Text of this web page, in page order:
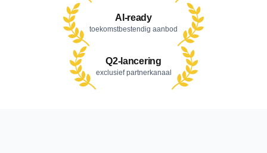
AI-ready
toekomstbestendig aanbod
Q2-lancering
exclusief partnerkanaal